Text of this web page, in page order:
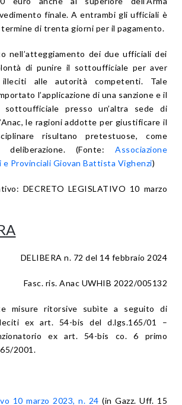
finale. A entrambi gli ufficiali è
di trenta giorni per il pagamento.
nell’atteggiamento dei due ufficiali dei
di punire il sottoufficiale per aver
alle autorità competenti. Tale
l’applicazione di una sanzione e il
presso un’altra sede di
le ragioni addotte per giustificare il
risultano pretestuose, come
(Fonte: Associazione
e Provinciali Giovan Battista Vighenzi)
DECRETO LEGISLATIVO 10 marzo
DELIBERA n. 72 del 14 febbraio 2024
Fasc. ris. Anac UWHIB 2022/005132
misure ritorsive subìte a seguito di
ex art. 54-bis del d.lgs.165/01 –
ex art. 54-bis co. 6 primo
2001.
10 marzo 2023, n. 24 (in Gazz. Uff. 15